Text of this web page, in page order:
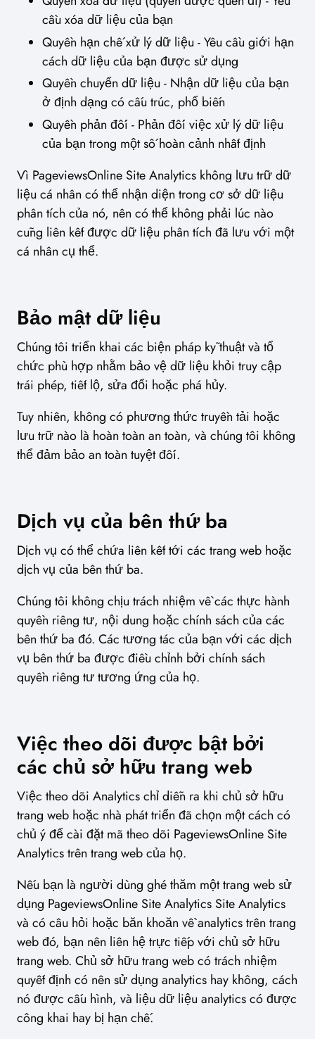
cầu xóa dữ liệu của bạn
Quyền hạn chế xử lý dữ liệu - Yêu cầu giới hạn
cách dữ liệu của bạn được sử dụng
Quyền chuyển dữ liệu - Nhận dữ liệu của bạn
ở định dạng có cấu trúc, phổ biến
Quyền phản đối - Phản đối việc xử lý dữ liệu
của bạn trong một số hoàn cảnh nhất định
Vì PageviewsOnline Site Analytics không lưu trữ dữ
liệu cá nhân có thể nhận diện trong cơ sở dữ liệu
phân tích của nó, nên có thể không phải lúc nào
cũng liên kết được dữ liệu phân tích đã lưu với một
cá nhân cụ thể.
Bảo mật dữ liệu
Chúng tôi triển khai các biện pháp kỹ thuật và tổ
chức phù hợp nhằm bảo vệ dữ liệu khỏi truy cập
trái phép, tiết lộ, sửa đổi hoặc phá hủy.
Tuy nhiên, không có phương thức truyền tải hoặc
lưu trữ nào là hoàn toàn an toàn, và chúng tôi không
thể đảm bảo an toàn tuyệt đối.
Dịch vụ của bên thứ ba
Dịch vụ có thể chứa liên kết tới các trang web hoặc
dịch vụ của bên thứ ba.
Chúng tôi không chịu trách nhiệm về các thực hành
quyền riêng tư, nội dung hoặc chính sách của các
bên thứ ba đó. Các tương tác của bạn với các dịch
vụ bên thứ ba được điều chỉnh bởi chính sách
quyền riêng tư tương ứng của họ.
Việc theo dõi được bật bởi
các chủ sở hữu trang web
Việc theo dõi Analytics chỉ diễn ra khi chủ sở hữu
trang web hoặc nhà phát triển đã chọn một cách có
chủ ý để cài đặt mã theo dõi PageviewsOnline Site
Analytics trên trang web của họ.
Nếu bạn là người dùng ghé thăm một trang web sử
dụng PageviewsOnline Site Analytics Site Analytics
và có câu hỏi hoặc băn khoăn về analytics trên trang
web đó, bạn nên liên hệ trực tiếp với chủ sở hữu
trang web. Chủ sở hữu trang web có trách nhiệm
quyết định có nên sử dụng analytics hay không, cách
nó được cấu hình, và liệu dữ liệu analytics có được
công khai hay bị hạn chế.